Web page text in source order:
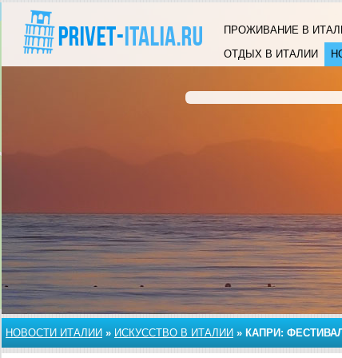
ПРОЖИВАНИЕ В
ОТДЫХ В ИТАЛИИ
НОВОСТИ ИТАЛИИ » ИСКУССТВО В ИТАЛИИ » КАПРИ: